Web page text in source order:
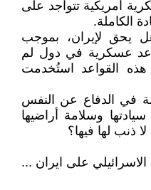
أمريكية تتواجد على
الكاملة.
يحق لإيران، بموجب
عسكرية في دول لم
القواعد استُخدمت
في الدفاع عن النفس
وسلامة أراضيها
ذنب لها فيها؟
على ايران ...